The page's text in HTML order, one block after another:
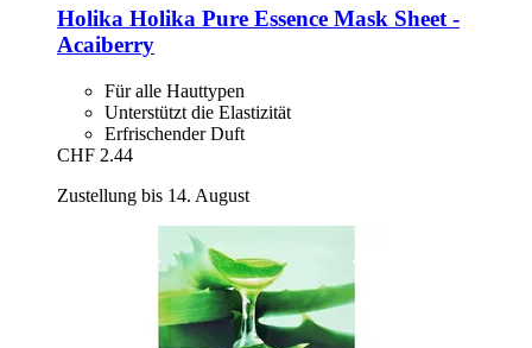
Holika Holika Pure Essence Mask Sheet -​
Acaiberry
Für alle Hauttypen
Unterstützt die Elastizität
Erfrischender Duft
CHF 2.44
Zustellung bis 14. August